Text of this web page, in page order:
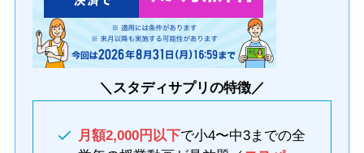
＼スタディサプリの特徴／
月額2,000円以下で小4〜中3までの全